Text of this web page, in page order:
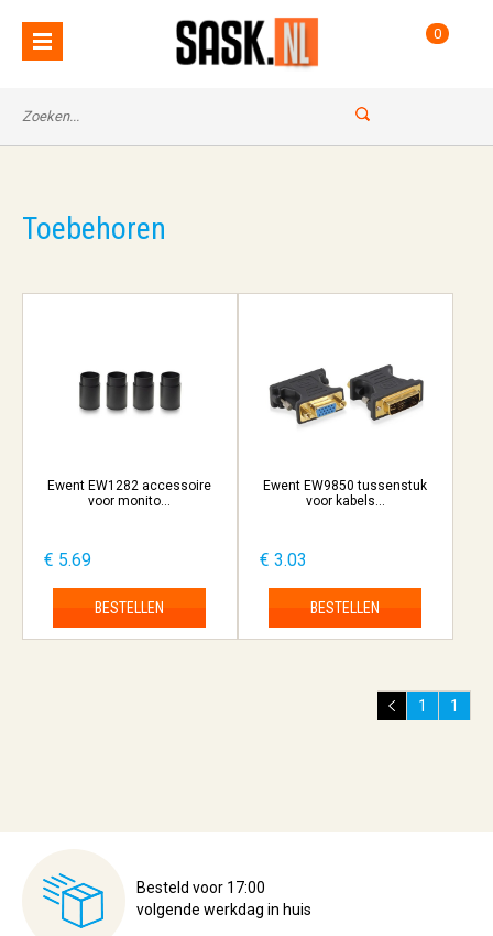
0
Toebehoren
Ewent EW1282 accessoire
voor monito...
€ 5.69
BESTELLEN
Ewent EW9850 tussenstuk
voor kabels...
€ 3.03
BESTELLEN
1 1
Besteld voor 17:00
volgende werkdag in huis